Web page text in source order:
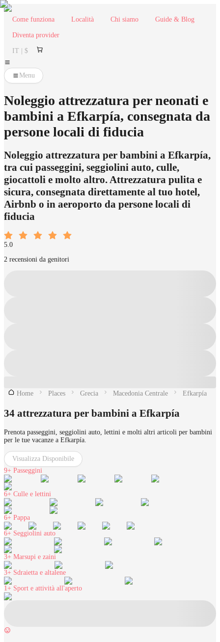
Come funziona Località Chi siamo Guide & Blog
Diventa provider
IT | $
Menu
Noleggio attrezzatura per neonati e
bambini a Efkarpía, consegnata da
persone locali di fiducia
Noleggio attrezzatura per bambini a Efkarpía,
tra cui passeggini, seggiolini auto, culle,
giocattoli e molto altro. Attrezzatura pulita e
sicura, consegnata direttamente al tuo hotel,
Airbnb o in aeroporto da persone locali di
fiducia
5.0
2 recensioni da genitori
Home Places Grecia Macedonia Centrale Efkarpía
34 attrezzatura per bambini a Efkarpía
Prenota passeggini, seggiolini auto, lettini e molti altri articoli per bambini
per le tue vacanze a Efkarpía.
Visualizza Disponibile
9+ Passeggini
6+ Culle e lettini
6+ Pappa
6+ Seggiolini auto
3+ Marsupi e zaini
3+ Sdraietta e altalene
1+ Sport e attività all'aperto